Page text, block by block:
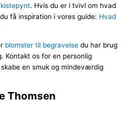
. Hvis du er i tvivl om hvad
få inspiration i vores guide: Hvad
blomster til begravelse du har brug
Kontakt os for en personlig
en smuk og mindeværdig
Thomsen